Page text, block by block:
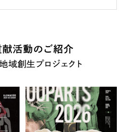
活動のご紹介
域創生プロジェクト